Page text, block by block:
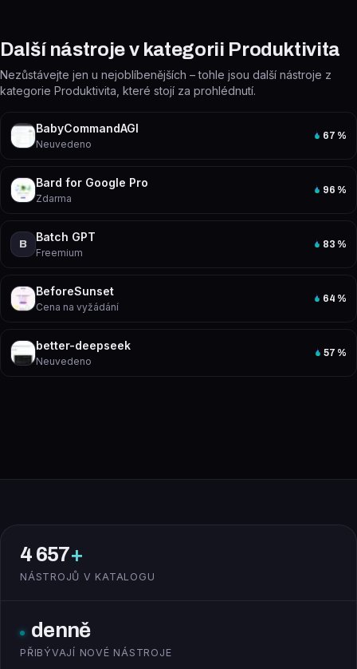
Další nástroje v kategorii Produktivita
Nezůstávejte jen u nejoblíbenějších – tohle jsou další nástroje z
kategorie Produktivita, které stojí za prohlédnutí.
BabyCommandAGI
Neuvedeno
67 %
Bard for Google Pro
Zdarma
96 %
B
Batch GPT
Freemium
83 %
BeforeSunset
Cena na vyžádání
64 %
better-deepseek
Neuvedeno
57 %
4 657+
NÁSTROJŮ V KATALOGU
denně
PŘIBÝVAJÍ NOVÉ NÁSTROJE